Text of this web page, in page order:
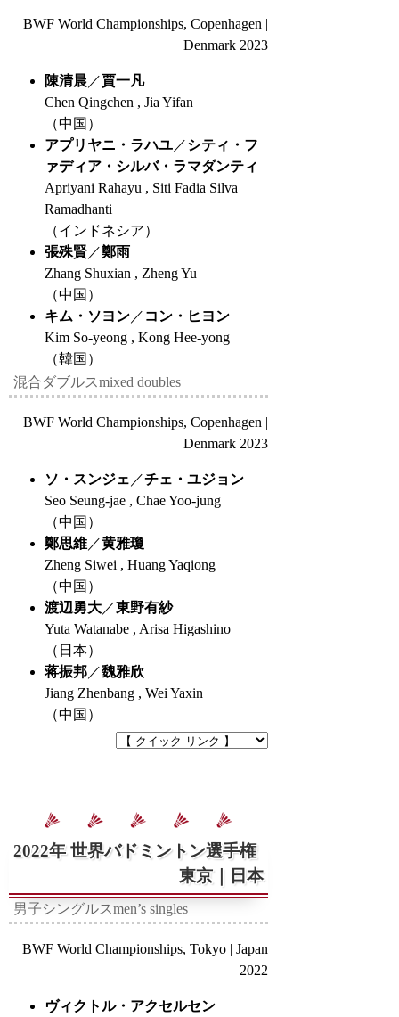
BWF World Championships, Copenhagen |
Denmark 2023
陳清晨／賈一凡
Chen Qingchen , Jia Yifan
（中国）
アプリヤニ・ラハユ／シティ・フ
ァディア・シルバ・ラマダンティ
Apriyani Rahayu , Siti Fadia Silva
Ramadhanti
（インドネシア）
張殊賢／鄭雨
Zhang Shuxian , Zheng Yu
（中国）
キム・ソヨン／ コン・ヒヨン
Kim So-yeong , Kong Hee-yong
（韓国）
混合ダブルスmixed doubles
BWF World Championships, Copenhagen |
Denmark 2023
ソ・スンジェ ／チェ・ユジョン
Seo Seung-jae , Chae Yoo-jung
（中国）
鄭思維／黄雅瓊
Zheng Siwei , Huang Yaqiong
（中国）
渡辺勇大／東野有紗
Yuta Watanabe , Arisa Higashino
（日本）
蒋振邦／魏雅欣
Jiang Zhenbang , Wei Yaxin
（中国）
2022年 世界バドミントン選手権
東京｜日本
男子シングルスmen’s singles
BWF World Championships, Tokyo | Japan
2022
ヴィクトル・アクセルセン